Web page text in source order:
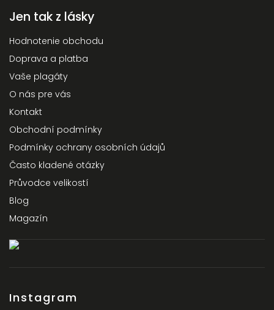
Jen tak z lásky
Hodnotenie obchodu
Doprava a platba
Vaše plagáty
O nás pre vás
Kontakt
Obchodní podmínky
Podmínky ochrany osobních údajů
Často kladené otázky
Průvodce velikostí
Blog
Magazín
Instagram